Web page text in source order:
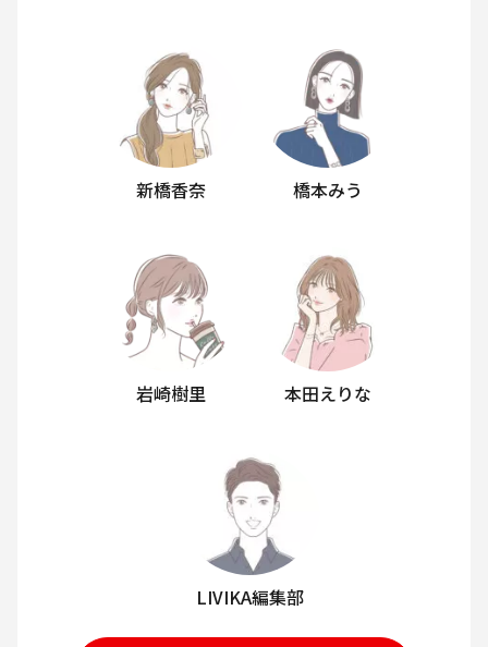
新橋香奈 橋本みう
岩崎樹里 本田えりな
LIVIKA編集部